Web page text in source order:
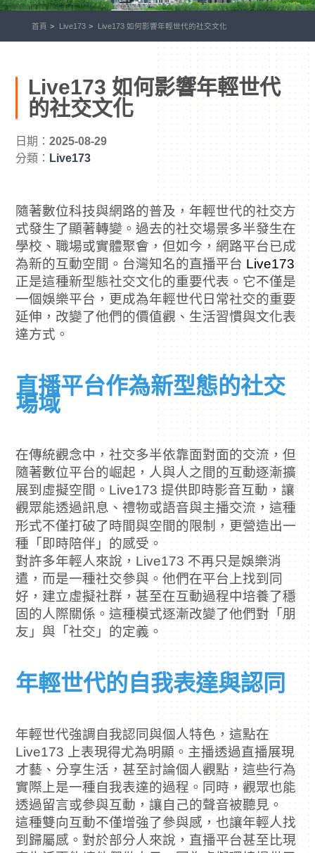
首頁 Live173 Live173 如何影響年輕世代的社交文化
Live173 如何影響年輕世代
的社交文化
日期：2025-08-29
分類： Live173
隨著數位科技與網路的普及，年輕世代的社交方
式發生了顯著轉變。過去的社交場景多半發生在
學校、職場或實體聚會，但如今，網路平台已成
為新的互動空間。台灣知名的直播平台 Live173
正是這種新型態社交文化的重要代表。它不僅是
一個娛樂平台，更成為年輕世代日常社交的重要
延伸，改變了他們的價值觀、生活習慣與文化表
達方式。
直播平台作為新型態的社交
場域
在傳統觀念中，社交多半依靠面對面的交流，但
隨著數位平台的崛起，人與人之間的互動逐漸擴
展到虛擬空間。Live173 提供即時影音互動，讓
觀眾能透過訊息、禮物或語音與主播交流，這種
形式不僅打破了時間與空間的限制，更營造出一
種「即時陪伴」的感受。
對許多年輕人來說，Live173 不再只是娛樂消
遣，而是一種社交參與。他們在平台上找到同
好，建立虛擬社群，甚至在互動過程中培養了穩
固的人際關係。這種模式逐漸改變了他們對「朋
友」與「社交」的定義。
年輕世代的自我表達與認同
年輕世代強調自我認同與個人特色，這點在
Live173 上表現得尤為明顯。主播透過直播展現
才藝、分享生活，甚至討論個人觀點，這些行為
實際上是一種自我表達的過程。同時，觀眾也能
透過留言或參與互動，讓自己的聲音被聽見。
這種雙向互動不僅增強了參與感，也讓年輕人找
到歸屬感。對於部分人來說，直播平台甚至比現